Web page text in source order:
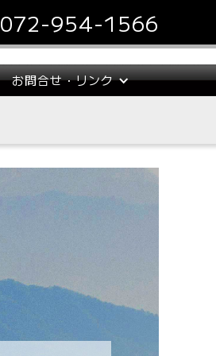
072-954-1566
お問合せ・リンク